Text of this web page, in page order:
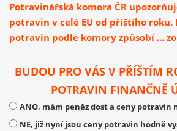
Potravinářská komora ČR
potravin v celé EU od příštího roku.
potravin podle komory způsobí ...
BUDOU PRO VÁS V PŘÍŠTÍM
POTRAVIN FINANČNĚ
ANO, mám peněz dost a ceny potravin
NE, již nyní jsou ceny potravin hodně